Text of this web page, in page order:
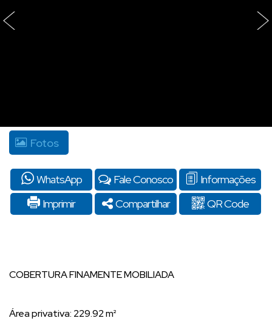
‹ ›
Fotos
WhatsApp Fale Conosco
Informações
Imprimir
Compartilhar QR Code
COBERTURA FINAMENTE MOBILIADA
Área privativa: 229.92 m²